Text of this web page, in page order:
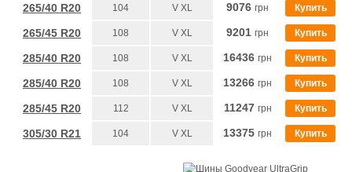
265/40 R20 104 V XL 9076 грн Купить
265/45 R20 108 V XL 9201 грн Купить
285/40 R20 108 V XL 16436 грн Купить
285/40 R20 108 V XL 13266 грн Купить
285/45 R20 112 V XL 11247 грн Купить
305/30 R21 104 V XL 13375 грн Купить